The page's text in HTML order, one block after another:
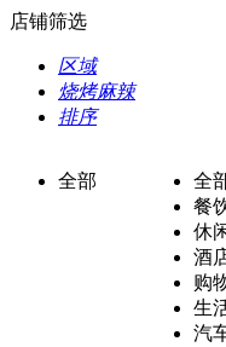
店铺筛选
区域
烧烤麻辣
排序
全部
全
餐
休
酒
购
生
汽